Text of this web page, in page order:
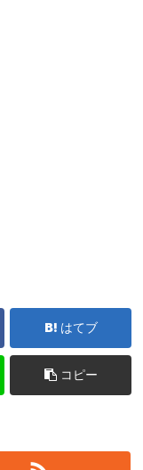
はてブ
コピー